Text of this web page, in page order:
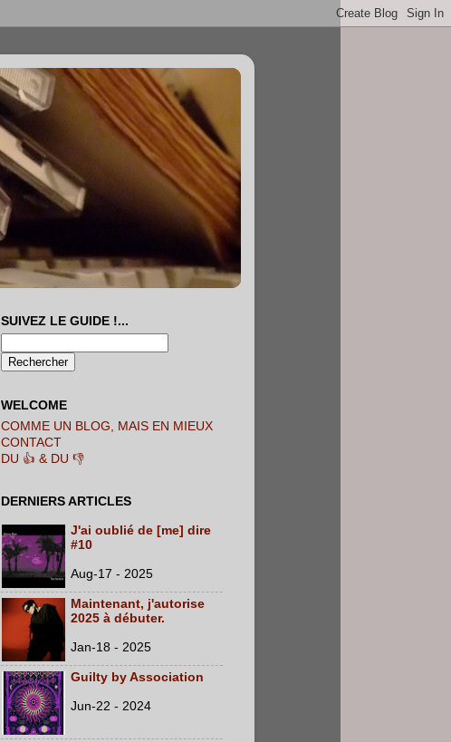
SUIVEZ LE GUIDE !...
WELCOME
COMME UN BLOG, MAIS EN MIEUX
CONTACT
DU 👍 & DU 👎
DERNIERS ARTICLES
J'ai oublié de [me] dire
#10
Aug-17 - 2025
Maintenant, j'autorise
2025 à débuter.
Jan-18 - 2025
Guilty by Association
Jun-22 - 2024